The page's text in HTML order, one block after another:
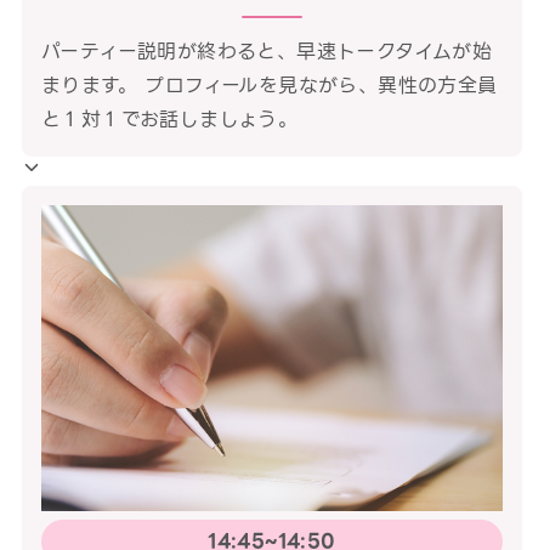
パーティー説明が終わると、早速トークタイムが始
まります。 プロフィールを見ながら、異性の方全員
と１対１でお話しましょう。
14:45~14:50